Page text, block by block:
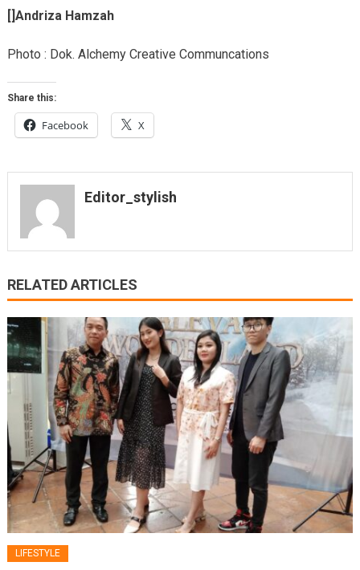
[]Andriza Hamzah
Photo : Dok. Alchemy Creative Communcations
Share this:
Facebook X
Editor_stylish
RELATED ARTICLES
LIFESTYLE